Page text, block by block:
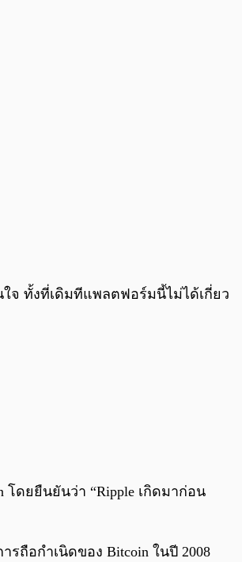
ใจ ทั้งที่เดิมทีแพลตฟอร์มนี้ไม่ได้เกี่ยว
โดยยืนยันว่า “Ripple เกิดมาก่อน
รถือกำเนิดของ Bitcoin ในปี 2008